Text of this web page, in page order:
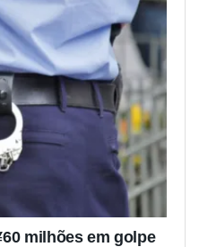
milhões em golpe